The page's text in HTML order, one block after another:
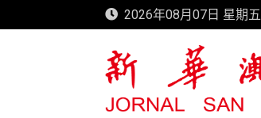
to
2026年08月07日 星期五